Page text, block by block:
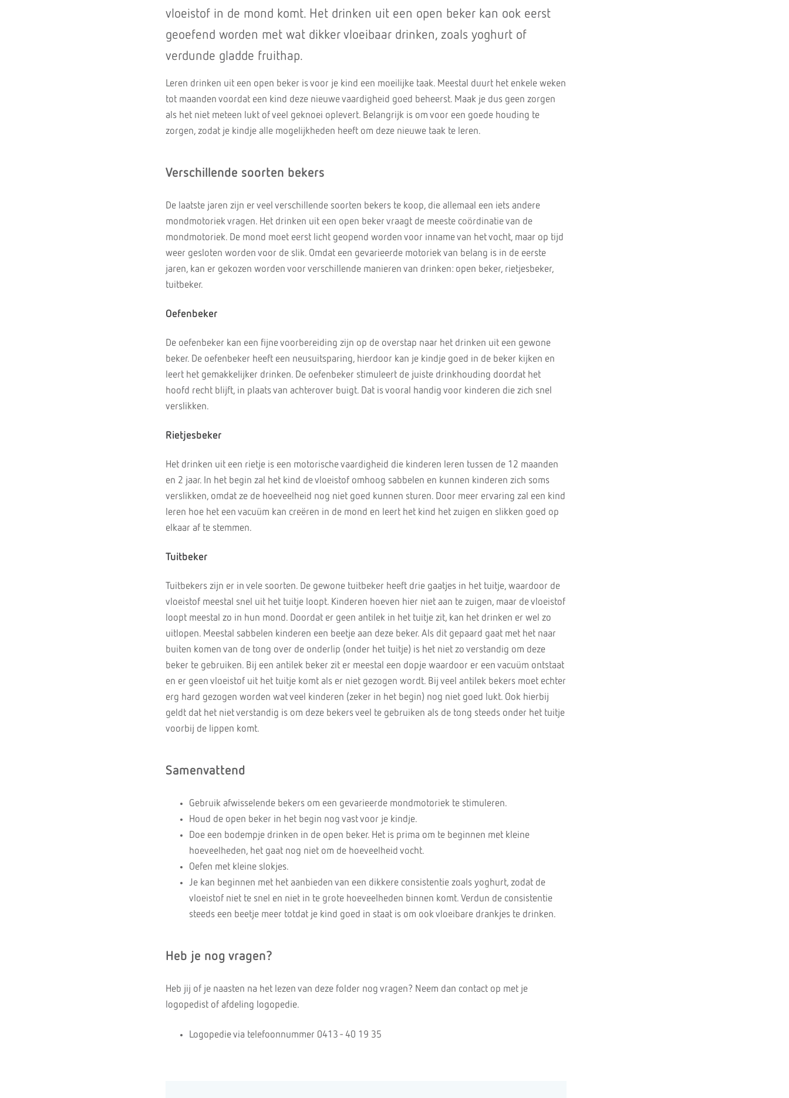
vloeistof in de mond komt. Het drinken uit een open beker kan ook eerst
geoefend worden met wat dikker vloeibaar drinken, zoals yoghurt of
verdunde gladde fruithap.
Leren drinken uit een open beker is voor je kind een moeilijke taak. Meestal duurt het enkele weken
tot maanden voordat een kind deze nieuwe vaardigheid goed beheerst. Maak je dus geen zorgen
als het niet meteen lukt of veel geknoei oplevert. Belangrijk is om voor een goede houding te
zorgen, zodat je kindje alle mogelijkheden heeft om deze nieuwe taak te leren.
Verschillende soorten bekers
De laatste jaren zijn er veel verschillende soorten bekers te koop, die allemaal een iets andere
mondmotoriek vragen. Het drinken uit een open beker vraagt de meeste coördinatie van de
mondmotoriek. De mond moet eerst licht geopend worden voor inname van het vocht, maar op tijd
weer gesloten worden voor de slik. Omdat een gevarieerde motoriek van belang is in de eerste
jaren, kan er gekozen worden voor verschillende manieren van drinken: open beker, rietjesbeker,
tuitbeker.
Oefenbeker
De oefenbeker kan een fijne voorbereiding zijn op de overstap naar het drinken uit een gewone
beker. De oefenbeker heeft een neusuitsparing, hierdoor kan je kindje goed in de beker kijken en
leert het gemakkelijker drinken. De oefenbeker stimuleert de juiste drinkhouding doordat het
hoofd recht blijft, in plaats van achterover buigt. Dat is vooral handig voor kinderen die zich snel
verslikken.
Rietjesbeker
Het drinken uit een rietje is een motorische vaardigheid die kinderen leren tussen de 12 maanden
en 2 jaar. In het begin zal het kind de vloeistof omhoog sabbelen en kunnen kinderen zich soms
verslikken, omdat ze de hoeveelheid nog niet goed kunnen sturen. Door meer ervaring zal een kind
leren hoe het een vacuüm kan creëren in de mond en leert het kind het zuigen en slikken goed op
elkaar af te stemmen.
Tuitbeker
Tuitbekers zijn er in vele soorten. De gewone tuitbeker heeft drie gaatjes in het tuitje, waardoor de
vloeistof meestal snel uit het tuitje loopt. Kinderen hoeven hier niet aan te zuigen, maar de vloeistof
loopt meestal zo in hun mond. Doordat er geen antilek in het tuitje zit, kan het drinken er wel zo
uitlopen. Meestal sabbelen kinderen een beetje aan deze beker. Als dit gepaard gaat met het naar
buiten komen van de tong over de onderlip (onder het tuitje) is het niet zo verstandig om deze
beker te gebruiken. Bij een antilek beker zit er meestal een dopje waardoor er een vacuüm ontstaat
en er geen vloeistof uit het tuitje komt als er niet gezogen wordt. Bij veel antilek bekers moet echter
erg hard gezogen worden wat veel kinderen (zeker in het begin) nog niet goed lukt. Ook hierbij
geldt dat het niet verstandig is om deze bekers veel te gebruiken als de tong steeds onder het tuitje
voorbij de lippen komt.
Samenvattend
Gebruik afwisselende bekers om een gevarieerde mondmotoriek te stimuleren.
Houd de open beker in het begin nog vast voor je kindje.
Doe een bodempje drinken in de open beker. Het is prima om te beginnen met kleine
hoeveelheden, het gaat nog niet om de hoeveelheid vocht.
Oefen met kleine slokjes.
Je kan beginnen met het aanbieden van een dikkere consistentie zoals yoghurt, zodat de
vloeistof niet te snel en niet in te grote hoeveelheden binnen komt. Verdun de consistentie
steeds een beetje meer totdat je kind goed in staat is om ook vloeibare drankjes te drinken.
Heb je nog vragen?
Heb jij of je naasten na het lezen van deze folder nog vragen? Neem dan contact op met je
logopedist of afdeling logopedie.
Logopedie via telefoonnummer 0413 - 40 19 35